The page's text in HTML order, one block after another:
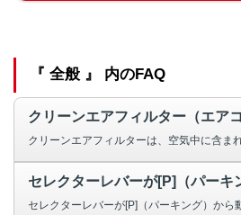
『 全般 』 内のFAQ
クリーンエアフィルター（エア
セレクターレバーが[P]（パーキ